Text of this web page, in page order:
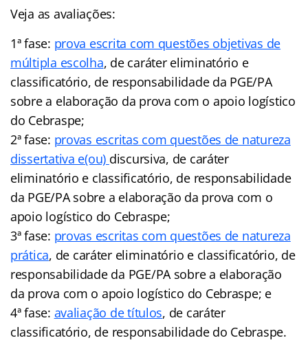
Veja as avaliações:
1ª fase: prova escrita com questões objetivas de
múltipla escolha, de caráter eliminatório e
classificatório, de responsabilidade da PGE/PA
sobre a elaboração da prova com o apoio logístico
do Cebraspe;
2ª fase: provas escritas com questões de natureza
dissertativa e(ou) discursiva, de caráter
eliminatório e classificatório, de responsabilidade
da PGE/PA sobre a elaboração da prova com o
apoio logístico do Cebraspe;
3ª fase: provas escritas com questões de natureza
prática, de caráter eliminatório e classificatório, de
responsabilidade da PGE/PA sobre a elaboração
da prova com o apoio logístico do Cebraspe; e
4ª fase: avaliação de títulos, de caráter
classificatório, de responsabilidade do Cebraspe.